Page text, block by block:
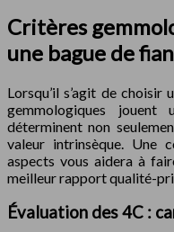
Critères
une bague de
Lorsqu’il s’agit de choisir
gemmologiques
déterminent non
valeur intrinsèque. Une
aspects vous aidera à
meilleur rapport qualité-
Évaluation des 4C :